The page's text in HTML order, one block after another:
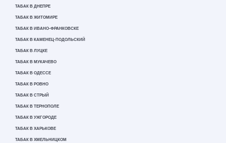
ТАБАК В ДНЕПРЕ
ТАБАК В ЖИТОМИРЕ
ТАБАК В ИВАНО-ФРАНКОВСКЕ
ТАБАК В КАМЕНЕЦ-ПОДОЛЬСКИЙ
ТАБАК В ЛУЦКЕ
ТАБАК В МУКАЧЕВО
ТАБАК В ОДЕССЕ
ТАБАК В РОВНО
ТАБАК В СТРЫЙ
ТАБАК В ТЕРНОПОЛЕ
ТАБАК В УЖГОРОДЕ
ТАБАК В ХАРЬКОВЕ
ТАБАК В ХМЕЛЬНИЦКОМ